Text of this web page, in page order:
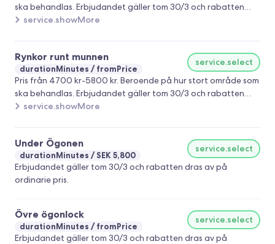
ska behandlas. Erbjudandet gäller tom 30/3 och rabatten
dras av på ordinarie pris.
service.showMore
Rynkor runt munnen
durationMinutes fromPrice
service.select
Pris från 4700 kr-5800 kr. Beroende på hur stort område som
ska behandlas. Erbjudandet gäller tom 30/3 och rabatten
dras av på ordinarie pris.
service.showMore
Under Ögonen
durationMinutes SEK 5,800
service.select
Erbjudandet gäller tom 30/3 och rabatten dras av på
ordinarie pris.
Övre ögonlock
durationMinutes fromPrice
service.select
Erbjudandet gäller tom 30/3 och rabatten dras av på